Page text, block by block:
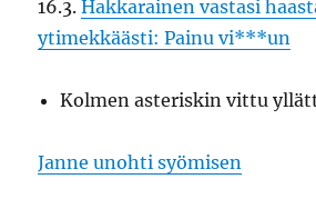
16.3.Hakkarainen vastasi
ytimekkäästi: Painu vi***un
Kolmen asteriskin vittu
Janne unohti syömisen